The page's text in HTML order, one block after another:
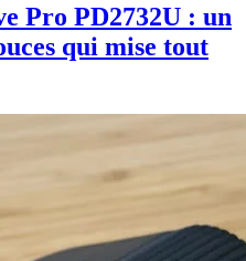
Pro PD2732U : un
qui mise tout